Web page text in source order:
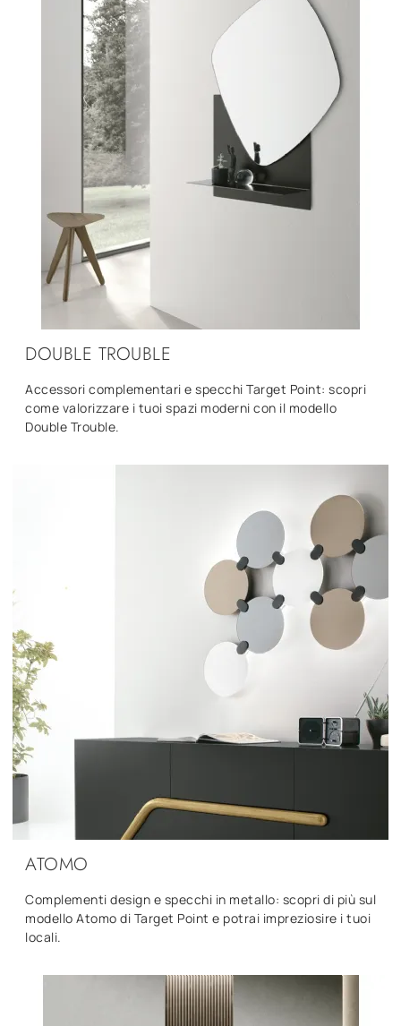
DOUBLE TROUBLE
Accessori complementari e specchi Target Point: scopri
come valorizzare i tuoi spazi moderni con il modello
Double Trouble.
ATOMO
Complementi design e specchi in metallo: scopri di più sul
modello Atomo di Target Point e potrai impreziosire i tuoi
locali.